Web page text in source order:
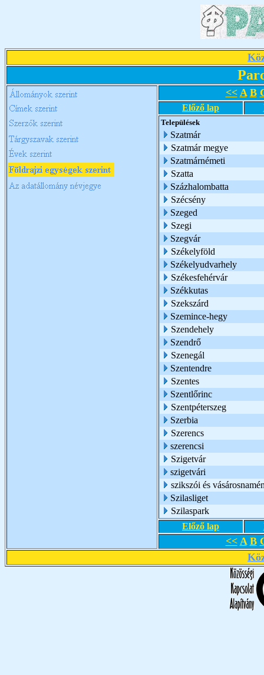
<< A B
Előző lap
Települések
Szatmár
Szatmár megye
Szatmárnémeti
Szatta
Százhalombatta
Szécsény
Szeged
Szegi
Szegvár
Székelyföld
Székelyudvarhely
Székesfehérvár
Székkutas
Szekszárd
Szemince-hegy
Szendehely
Szendrő
Szenegál
Szentendre
Szentes
Szentlőrinc
Szentpéterszeg
Szerbia
Szerencs
szerencsi
Szigetvár
szigetvári
szikszói és
Szilasliget
Szilaspark
Előző lap
<< A B